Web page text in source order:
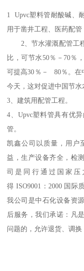
1 Upvc塑料管耐酸碱、
用于凿井工程、医药配管
2、节水灌溉配管工程
比，可节水50％－70％
可提高30％－ 80％。在
今天，这对促进中国节水
3、建筑用配管工程。
4、Upvc塑料管具有优
管。
凯鑫公司以质量，用户
益，生产设备齐全，检
司是同行通过国家压
得 ISO9001：2000 国际
我公司是中石化设备资
后服务，我们承诺：凡
问题的，允许退货、调换